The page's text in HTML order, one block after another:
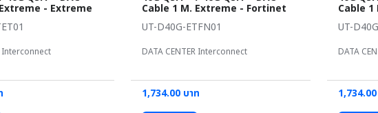
- Extreme
Interconnect
Cable 1 M. Extreme - Fortinet
UT-D40G-ETFN01
DATA CENTER Interconnect
1,734.00 บาท
Cable 1
UT-
DATA